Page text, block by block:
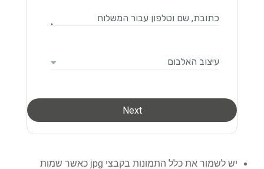
יש לשמור את כלל התמונות בקבצי jpg כאשר שמות